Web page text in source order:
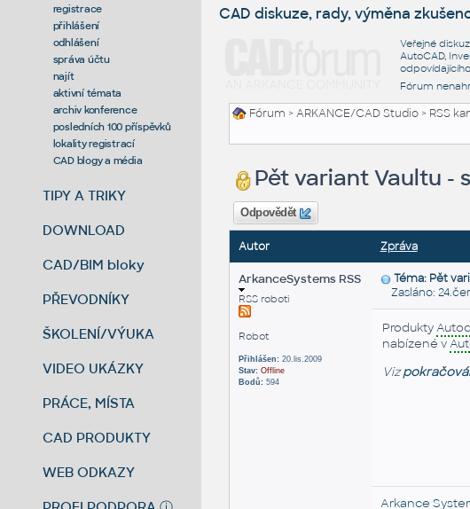
registrace
přihlášení
odhlášení
správa účtu
najít
aktivní témata
archiv konference
posledních 100 příspěvků
lokality registrací
CAD blogy a média
TIPY A TRIKY
DOWNLOAD
CAD/BIM bloky
PŘEVODNÍKY
ŠKOLENÍ/VÝUKA
VIDEO UKÁZKY
PRÁCE, MÍSTA
CAD PRODUKTY
WEB ODKAZY
CAD diskuze, rady, výměna
Veřejné
AutoCAD,
Fórum
Fórum >ARKANCE/CAD Studio> RSS
Pět variant Vaultu -
Odpovědět
Autor Zpráva
ArkanceSystems RSS
RSS roboti
Robot
Přihlášen:20.lis.2009
Stav: Offline
Bodů:594
Téma: Pět
Zasláno:
Produkty
nabízené v
Viz
Arkance